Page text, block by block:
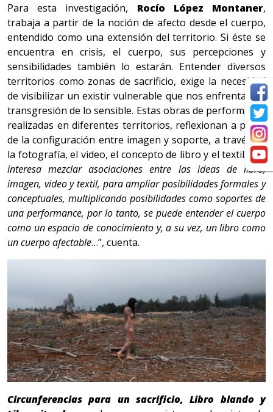
Para esta investigación, Rocío López Montaner,
trabaja a partir de la noción de afecto desde el cuerpo,
entendido como una extensión del territorio. Si éste se
encuentra en crisis, el cuerpo, sus percepciones y
sensibilidades también lo estarán. Entender diversos
territorios como zonas de sacrificio, exige la necesidad
de visibilizar un existir vulnerable que nos enfrenta a la
transgresión de lo sensible. Estas obras de performance
realizadas en diferentes territorios, reflexionan a partir
de la configuración entre imagen y soporte, a través de
la fotografía, el video, el concepto de libro y el textil. “Me
interesa mezclar asociaciones entre las ideas de libro,
imagen, video y textil, para ampliar posibilidades formales y
conceptuales, multiplicando posibilidades como soportes de
una performance, por lo tanto, se puede entender el cuerpo
como un espacio de conocimiento y, a su vez, un libro como
un cuerpo afectable…”, cuenta.
Circunferencias para un sacrificio, Libro blando y